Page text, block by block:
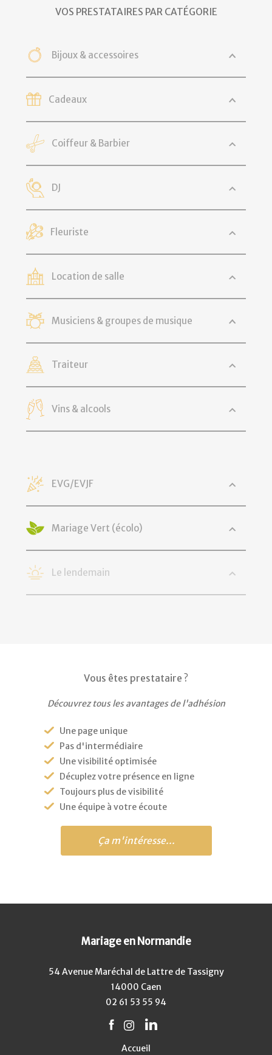
VOS PRESTATAIRES PAR CATÉGORIE
Bijoux & accessoires
Cadeaux
Coiffeur & Barbier
DJ
Fleuriste
Location de salle
Musiciens & groupes de musique
Traiteur
Vins & alcools
EVG/EVJF
Mariage Vert (écolo)
Le lendemain
Vous êtes prestataire ?
Découvrez tous les avantages de l'adhésion
Une page unique
Pas d'intermédiaire
Une visibilité optimisée
Décuplez votre présence en ligne
Toujours plus de visibilité
Une équipe à votre écoute
Ça m'intéresse...
Mariage en Normandie
54 Avenue Maréchal de Lattre de Tassigny
14000 Caen
02 61 53 55 94
Accueil